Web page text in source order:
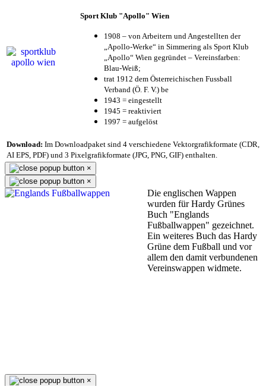
Sport Klub "Apollo" Wien
1908 – von Arbeitern und Angestellten der
„Apollo-Werke“ in Simmering als Sport Klub
„Apollo“ Wien gegründet – Vereinsfarben:
Blau-Weiß;
trat 1912 dem Österreichischen Fussball
Verband (Ö. F. V.) be
1943 = eingestellt
1945 = reaktiviert
1997 = aufgelöst
Download: Im Downloadpaket sind 4 verschiedene Vektorgrafikformate (CDR,
AI EPS, PDF) und 3 Pixelgrafikformate (JPG, PNG, GIF) enthalten.
×
×
Die englischen Wappen
wurden für Hardy Grünes
Buch "Englands
Fußballwappen" gezeichnet.
Ein weiteres Buch das Hardy
Grüne dem Fußball und vor
allem den damit verbundenen
Vereinswappen widmete.
×